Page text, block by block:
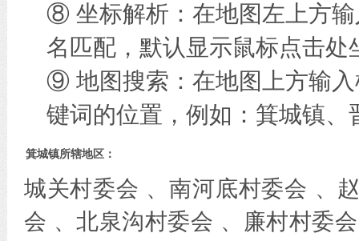
⑧ 坐标解析：在地图左上方
名匹配，默认显示鼠标点击处
⑨ 地图搜索：在地图上方输
键词的位置，例如：箕城镇、
箕城镇所辖地区：
城关村委会 、南河底村委会 、
会 、北泉沟村委会 、廉村村委